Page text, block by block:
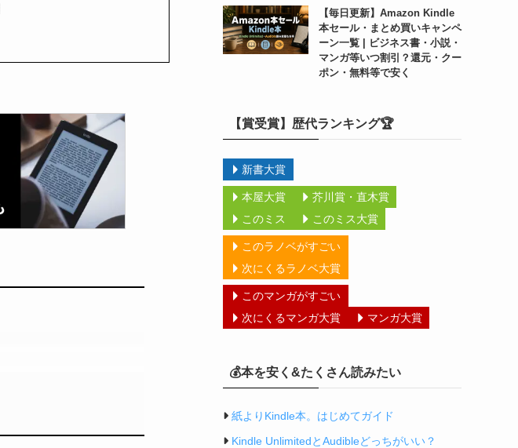
【毎日更新】Amazon Kindle
本セール・まとめ買いキャンペ
ーン一覧 | ビジネス書・小説・
マンガ等いつ割引？還元・クー
ポン・無料等で安く
【賞受賞】歴代ランキング🏆
新書大賞
本屋大賞
芥川賞・直木賞
このミス
このミス大賞
このラノベがすごい
次にくるラノベ大賞
このマンガがすごい
次にくるマンガ大賞
マンガ大賞
💰本を安く&たくさん読みたい
紙よりKindle本。はじめてガイド
Kindle UnlimitedとAudibleどっちがいい？